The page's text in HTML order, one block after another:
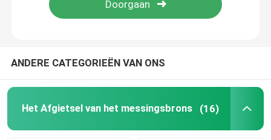
Contacteer ons
ANDERE CATEGORIEËN VAN ONS
Het Afgietsel van het messingsbrons (16)